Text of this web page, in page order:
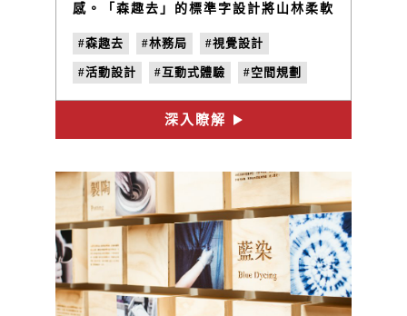
感。「森趣去」的標準字設計將山林柔軟
延伸了海報設計、明信片、帆布等應用製
作物。
#森趣去 #林務局 #視覺設計
#活動設計 #互動式體驗 #空間規劃
#策展規劃 #地方創生 #社區營造
#教材設計
深入瞭解